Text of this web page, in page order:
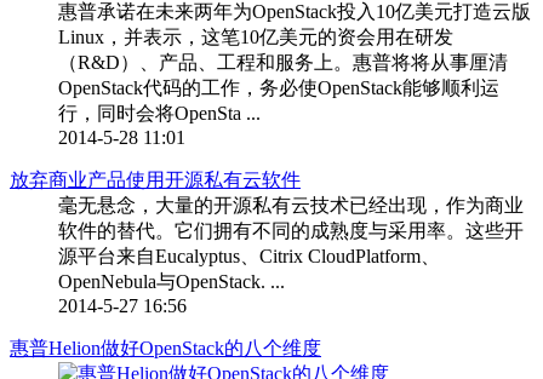
惠普承诺在未来两年为OpenStack投入10亿美元打造云版
Linux，并表示，这笔10亿美元的资会用在研发
（R&D）、产品、工程和服务上。惠普将将从事厘清
OpenStack代码的工作，务必使OpenStack能够顺利运
行，同时会将OpenSta ...
2014-5-28 11:01
放弃商业产品使用开源私有云软件
毫无悬念，大量的开源私有云技术已经出现，作为商业
软件的替代。它们拥有不同的成熟度与采用率。这些开
源平台来自Eucalyptus、Citrix CloudPlatform、
OpenNebula与OpenStack. ...
2014-5-27 16:56
惠普Helion做好OpenStack的八个维度